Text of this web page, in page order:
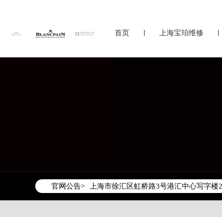
首页 上海宝珀维修
官网公告>
2026年8月宝珀售后服务中心最新网点地
上海市徐汇区虹桥路3号港汇中心写字楼
上海市黄浦区南京东路299号宏伊国际